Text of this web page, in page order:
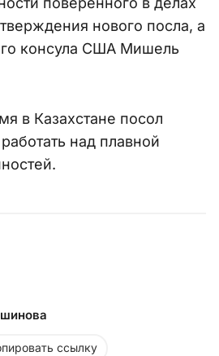
нового посла, а
консула США Мишель
в Казахстане посол
над плавной
ссылку